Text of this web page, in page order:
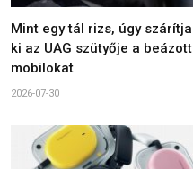
Mint egy tál rizs, úgy szárítja
ki az UAG szütyője a beázott
mobilokat
2026-07-30